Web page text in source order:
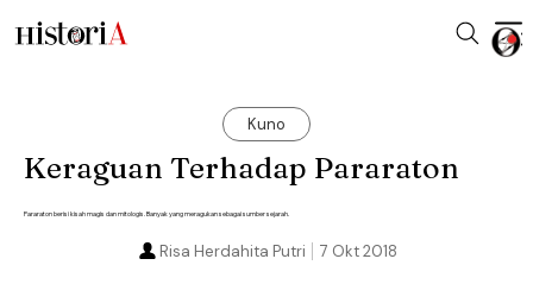
Kuno
Keraguan Terhadap Pararaton
Pararaton berisi kisah magis dan mitologis. Banyak yang meragukan sebagai sumber sejarah.
7 Okt 2018
Risa Herdahita Putri